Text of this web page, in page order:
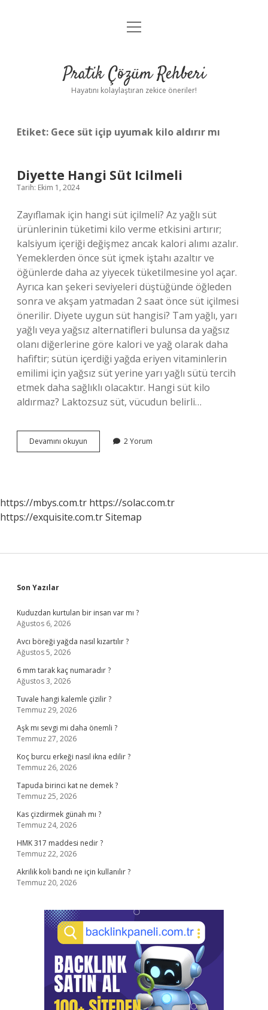
Anasayfa
Yasal Uyarı
menüyü
Pratik Çözüm Rehberi
Hayatını kolaylaştıran zekice öneriler!
Etiket: Gece süt içip uyumak kilo aldırır mı
Diyette Hangi Süt Icilmeli
Tarih: Ekim 1, 2024
Zayıflamak için hangi süt içilmeli? Az yağlı süt
ürünlerinin tüketimi kilo verme etkisini artırır;
kalsiyum içeriği değişmez ancak kalori alımı azalır.
Yemeklerden önce süt içmek iştahı azaltır ve
öğünlerde daha az yiyecek tüketilmesine yol açar.
Ayrıca kan şekeri seviyeleri düştüğünde öğleden
sonra ve akşam yatmadan 2 saat önce süt içilmesi
önerilir. Diyete uygun süt hangisi? Tam yağlı, yarı
yağlı veya yağsız alternatifleri bulunsa da yağsız
olanı diğerlerine göre kalori ve yağ olarak daha
hafiftir; sütün içerdiği yağda eriyen vitaminlerin
emilimi için yağsız süt yerine yarı yağlı sütü tercih
etmek daha sağlıklı olacaktır. Hangi süt kilo
aldırmaz? Laktozsuz süt, vücudun belirli…
Devamını okuyun
Hangi
2 Yorum
https://mbys.com.tr https://solac.com.tr
https://exquisite.com.trSitemap
Sidebar
Son Yazılar
Kuduzdan kurtulan bir insan var mı ?
Ağustos 6, 2026
Avcı böreği yağda nasıl kızartılır ?
Ağustos 5, 2026
6 mm tarak kaç numaradır ?
Ağustos 3, 2026
Tuvale hangi kalemle çizilir ?
Temmuz 29, 2026
Aşk mı sevgi mi daha önemli ?
Temmuz 27, 2026
Koç burcu erkeği nasıl ikna edilir ?
Temmuz 26, 2026
Tapuda birinci kat ne demek ?
Temmuz 25, 2026
Kas çizdirmek günah mı ?
Temmuz 24, 2026
HMK 317 maddesi nedir ?
Temmuz 22, 2026
Akrilik koli bandı ne için kullanılır ?
Temmuz 20, 2026